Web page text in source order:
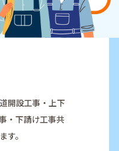
開設工事・上下
・下請け工事共
す。